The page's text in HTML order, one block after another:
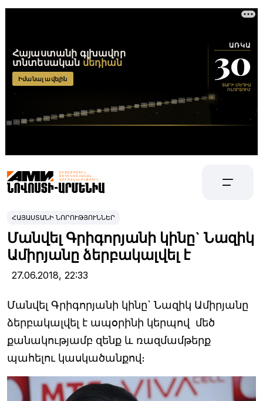
ՀԱՅԱՍՏԱՆԻ ՆՈՐՈՒԹՅՈՒՆՆԵՐ
Մանվել Գրիգորյանի կինը` Նազիկ
Ամիրյանը ձերբակալվել է
27.06.2018, 22:33
Մանվել Գրիգորյանի կինը` Նազիկ Ամիրյանը
ձերբակալվել է ապօրինի կերպով մեծ
քանակությամբ զենք և ռազմամթերք
պահելու կասկածանքով։